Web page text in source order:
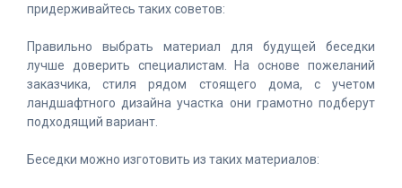
придерживайтесь таких советов:
Правильно выбрать материал для будущей беседки
лучше доверить специалистам. На основе пожеланий
заказчика, стиля рядом стоящего дома, с учетом
ландшафтного дизайна участка они грамотно подберут
подходящий вариант.
Беседки можно изготовить из таких материалов: